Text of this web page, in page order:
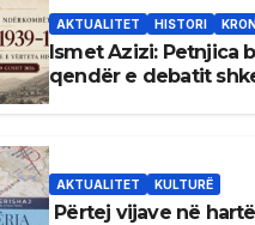
AKTUALITET HISTORI
Ismet Azizi: Petnjica
qendër e debatit
AKTUALITET KULTURË
Përtej vijave në hartë